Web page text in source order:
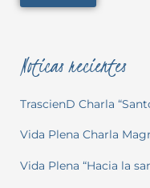
Noticas recientes
TrascienD Charla
Vida Plena Charla
Vida Plena “Hacia la